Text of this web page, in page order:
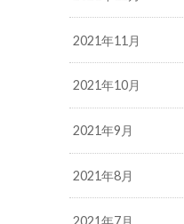
2021年11月
2021年10月
2021年9月
2021年8月
2021年7月